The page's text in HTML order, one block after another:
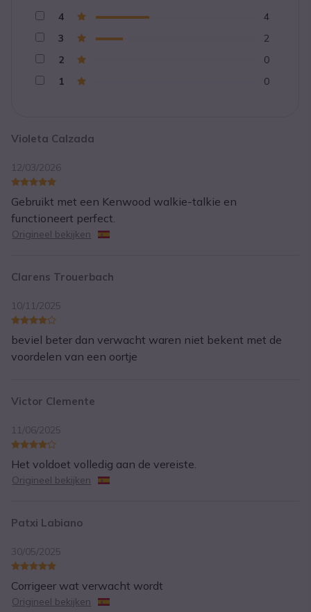
Violeta Calzada
12/03/2026
Gebruikt met een Kenwood walkie-talkie en
functioneert perfect.
Origineel bekijken
Clarens Trouerbach
10/11/2025
beviel beter dan verwacht waren niet bekent met de
voordelen van een oortje
Victor Clemente
11/06/2025
Het voldoet volledig aan de vereiste.
Origineel bekijken
Patxi Labiano
30/05/2025
Corrigeer wat verwacht wordt
Origineel bekijken
4
4
3
2
2
0
1
0